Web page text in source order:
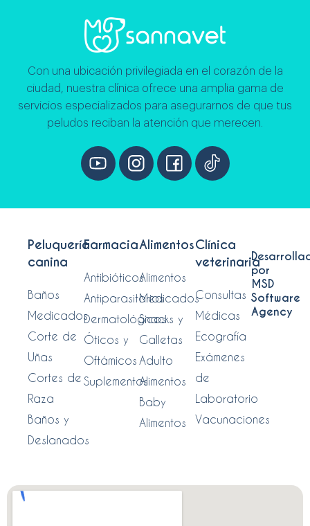
Con una ubicación privilegiada en el corazón de la
ciudad, nuestra clínica ofrece una amplia gama de
servicios especializados para asegurarnos de que tus
peludos reciban la atención que merecen.
Peluquería
canina
Baños
Medicados
Corte de
Uñas
Cortes de
Raza
Baños y
Deslanados
Farmacia
Antibióticos
Antiparasitarios
Dermatológicos
Óticos y
Oftámicos
Suplementos
Alimentos
Alimentos
Medicados
Snacks y
Galletas
Adulto
Alimentos
Baby
Alimentos
Clínica
veterinaria
Consultas
Médicas
Ecografía
Exámenes
de
Laboratorio
Vacunaciones
por
MSD
Software
Agency